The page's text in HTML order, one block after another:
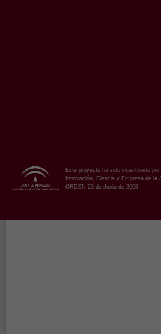
Este proyecto ha sido incentivado
Innovación, Ciencia y Empresa de la
ORDEN 23 de Junio de 2008